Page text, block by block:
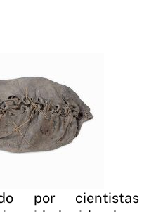
por cientistas